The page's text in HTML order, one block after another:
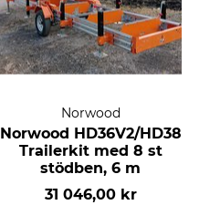
Norwood
Norwood HD36V2/HD38
Trailerkit med 8 st
stödben, 6 m
31 046,00 kr